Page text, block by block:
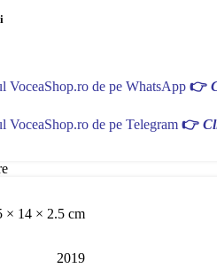
VoceaShop.ro de pe WhatsApp 👉
VoceaShop.ro de pe Telegram 👉
× 14 × 2.5 cm
2019